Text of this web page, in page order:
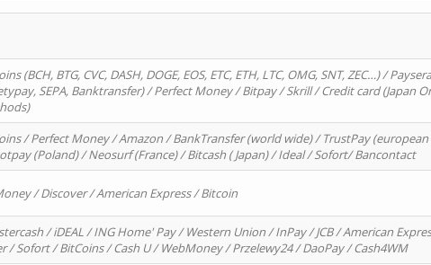
(BCH, BTG, CVC, DASH, DOGE, EOS, ETC, ETH, LTC, OMG, SNT, ZEC…) / Paysera
SEPA, Banktransfer) / Perfect Money / Bitpay / Skrill / Credit card (Japan
/ Perfect Money / Amazon / BankTransfer (world wide) / TrustPay
(Poland) / Neosurf (France) / Bitcash ( Japan) / Ideal / Sofort/ Bancontact
/ Discover / American Express / Bitcoin
/ iDEAL / ING Home' Pay / Western Union / InPay / JCB / American
/ Sofort / BitCoins / Cash U / WebMoney / Przelewy24 / DaoPay / Cash4WM